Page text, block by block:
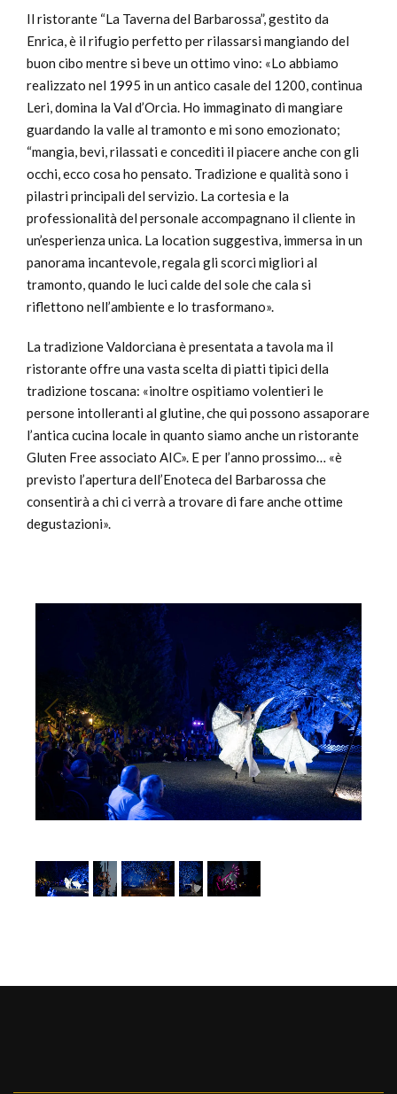
Il ristorante “La Taverna del Barbarossa”, gestito da
Enrica, è il rifugio perfetto per rilassarsi mangiando del
buon cibo mentre si beve un ottimo vino: «Lo abbiamo
realizzato nel 1995 in un antico casale del 1200, continua
Leri, domina la Val d’Orcia. Ho immaginato di mangiare
guardando la valle al tramonto e mi sono emozionato;
“mangia, bevi, rilassati e concediti il piacere anche con gli
occhi, ecco cosa ho pensato. Tradizione e qualità sono i
pilastri principali del servizio. La cortesia e la
professionalità del personale accompagnano il cliente in
un’esperienza unica. La location suggestiva, immersa in un
panorama incantevole, regala gli scorci migliori al
tramonto, quando le luci calde del sole che cala si
riflettono nell’ambiente e lo trasformano».
La tradizione Valdorciana è presentata a tavola ma il
ristorante offre una vasta scelta di piatti tipici della
tradizione toscana: «inoltre ospitiamo volentieri le
persone intolleranti al glutine, che qui possono assaporare
l’antica cucina locale in quanto siamo anche un ristorante
Gluten Free associato AIC». E per l’anno prossimo… «è
previsto l’apertura dell’Enoteca del Barbarossa che
consentirà a chi ci verrà a trovare di fare anche ottime
degustazioni».